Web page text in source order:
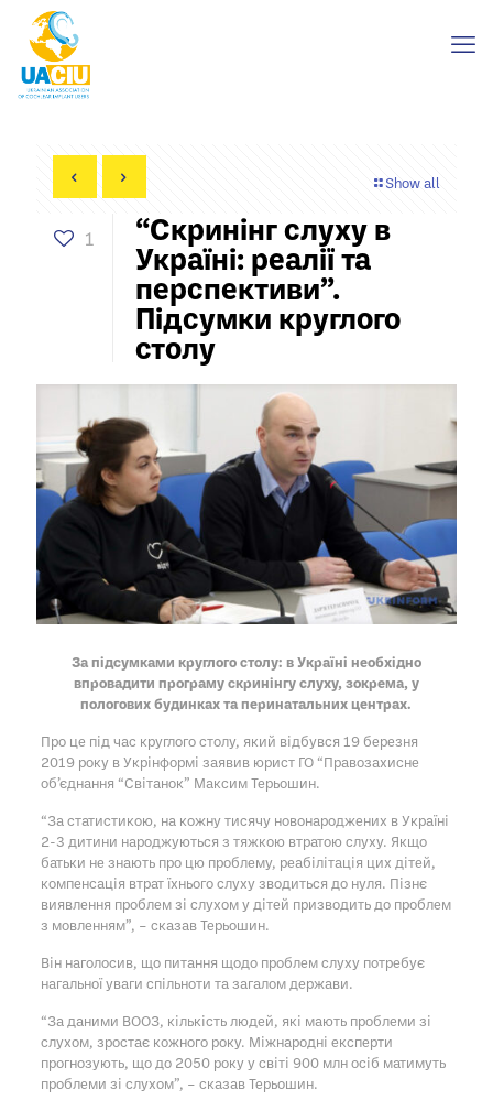
Show all
1 “Скринінг слуху в
Україні: реалії та
перспективи”.
Підсумки круглого
столу
За підсумками круглого столу: в Україні необхідно
впровадити програму скринінгу слуху, зокрема, у
пологових будинках та перинатальних центрах.
Про це під час круглого столу, який відбувся 19 березня
2019 року в Укрінформі заявив юрист ГО “Правозахисне
об’єднання “Світанок” Максим Терьошин.
“За статистикою, на кожну тисячу новонароджених в Україні
2-3 дитини народжуються з тяжкою втратою слуху. Якщо
батьки не знають про цю проблему, реабілітація цих дітей,
компенсація втрат їхнього слуху зводиться до нуля. Пізнє
виявлення проблем зі слухом у дітей призводить до проблем
з мовленням”, – сказав Терьошин.
Він наголосив, що питання щодо проблем слуху потребує
нагальної уваги спільноти та загалом держави.
“За даними ВООЗ, кількість людей, які мають проблеми зі
слухом, зростає кожного року. Міжнародні експерти
прогнозують, що до 2050 року у світі 900 млн осіб матимуть
проблеми зі слухом”, – сказав Терьошин.